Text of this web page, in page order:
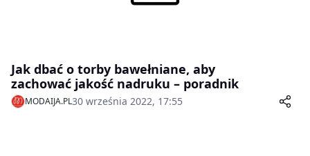
Jak dbać o torby bawełniane, aby
zachować jakość nadruku – poradnik
MODAIJA.PL30 września 2022, 17:55